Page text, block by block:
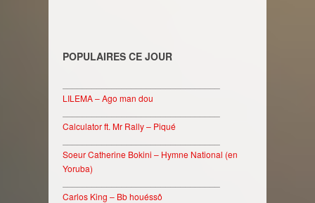
POPULAIRES CE JOUR
LILEMA – Ago man dou
Calculator ft. Mr Rally – Piqué
Soeur Catherine Bokini – Hymne National (en
Yoruba)
Carlos King – Bb houéssô